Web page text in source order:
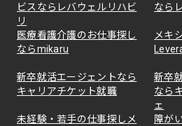
ビスならレバウェルリハビ
リ
なら
医療看護介護のお仕事探し
ならmikaru
メキ
新卒就活エージェントなら
キャリアチケット就職
新卒
なら
ェ
未経験・若手の仕事探しメ
障が